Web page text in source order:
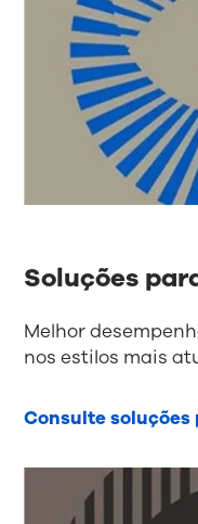
Soluções
Melhor
nos estilos mais
Consulte soluções